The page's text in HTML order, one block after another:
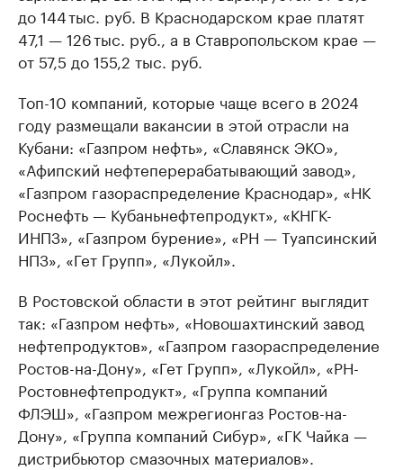
до 144 тыс. руб. В Краснодарском крае платят
47,1 — 126 тыс. руб., а в Ставропольском крае —
от 57,5 до 155,2 тыс. руб.
Топ-10 компаний, которые чаще всего в 2024
году размещали вакансии в этой отрасли на
Кубани: «Газпром нефть», «Славянск ЭКО»,
«Афипский нефтеперерабатывающий завод»,
«Газпром газораспределение Краснодар», «НК
Роснефть — Кубаньнефтепродукт», «КНГК-
ИНПЗ», «Газпром бурение», «РН — Туапсинский
НПЗ», «Гет Групп», «Лукойл».
В Ростовской области в этот рейтинг выглядит
так: «Газпром нефть», «Новошахтинский завод
нефтепродуктов», «Газпром газораспределение
Ростов-на-Дону», «Гет Групп», «Лукойл», «РН-
Ростовнефтепродукт», «Группа компаний
ФЛЭШ», «Газпром межрегионгаз Ростов-на-
Дону», «Группа компаний Сибур», «ГК Чайка —
дистрибьютор смазочных материалов».